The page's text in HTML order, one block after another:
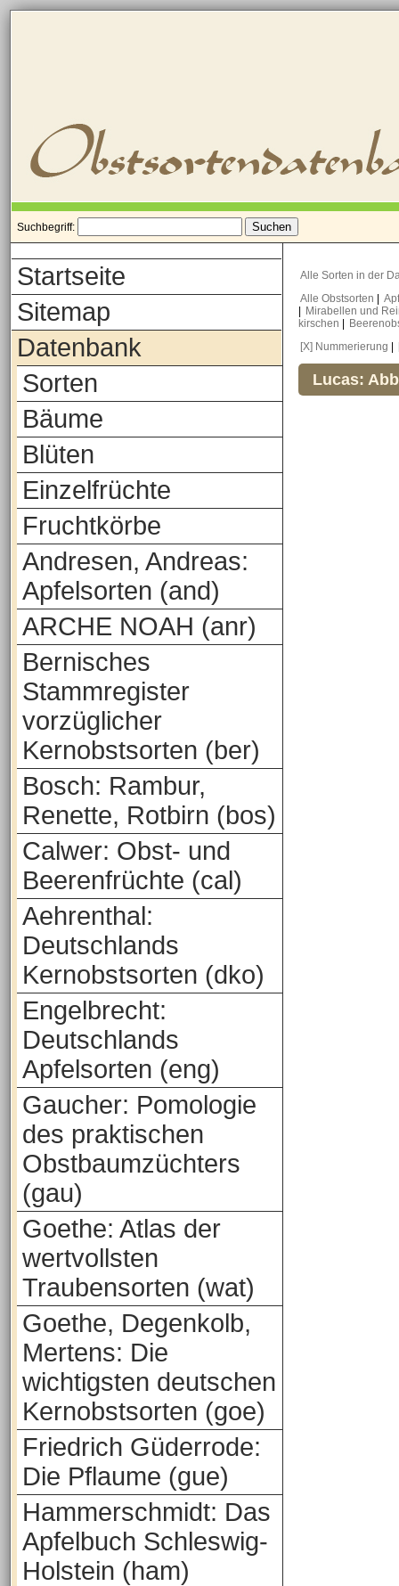
Suchbegriff:
Startseite
Sitemap
Datenbank
Sorten
Bäume
Blüten
Einzelfrüchte
Fruchtkörbe
Andresen, Andreas:
Apfelsorten (and)
ARCHE NOAH (anr)
Bernisches
Stammregister
vorzüglicher
Kernobstsorten (ber)
Bosch: Rambur,
Renette, Rotbirn (bos)
Calwer: Obst- und
Beerenfrüchte (cal)
Aehrenthal:
Deutschlands
Kernobstsorten (dko)
Engelbrecht:
Deutschlands
Apfelsorten (eng)
Gaucher: Pomologie
des praktischen
Obstbaumzüchters
(gau)
Goethe: Atlas der
wertvollsten
Traubensorten (wat)
Goethe, Degenkolb,
Mertens: Die
wichtigsten deutschen
Kernobstsorten (goe)
Friedrich Güderrode:
Die Pflaume (gue)
Hammerschmidt: Das
Apfelbuch Schleswig-
Holstein (ham)
Alle Sorten in der
Alle Obstsorten
Mirabellen und
kirschen
[X] Nummerierung
Lucas: